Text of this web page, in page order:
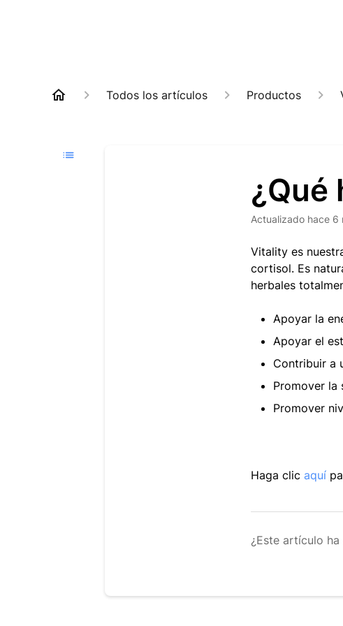
Todos los artículos Productos
¿Qué
Actualizado hace 6
Vitality es
cortisol. Es
herbales
Apoyar la
Apoyar el
Contribuir a
Promover la
Promover
Haga clicaquí
¿Este artículo